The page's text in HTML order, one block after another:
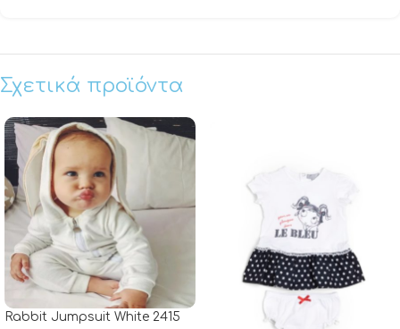
Σχετικά προϊόντα
Rabbit Jumpsuit White 2415